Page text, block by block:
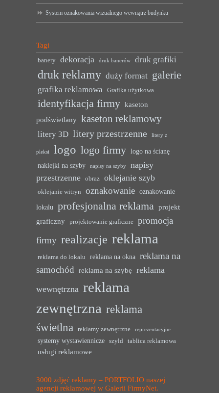
System oznakowania wizualnego wewnątrz budynku
Tagi
banery dekoracja druk banerów druk grafiki
druk reklamy duży format galerie
grafika reklamowa Grafika użytkowa
identyfikacja firmy kaseton
podświetlany kaseton reklamowy
litery 3D litery przestrzenne litery z
pleksi logo logo firmy logo na ścianę
naklejki na szyby
napisy na szyby
napisy
przestrzenne
obraz oklejanie szyb
oklejanie witryn oznakowanie oznakowanie
lokalu profesjonalna reklama projekt
graficzny
projektowanie graficzne
promocja
firmy realizacje reklama
reklama do lokalu reklama na okna reklama na
samochód reklama na szybę reklama
wewnętrzna reklama
zewnętrzna reklama
świetlna
reklamy zewnętrzne reprezentacyjne
systemy wystawiennicze szyld tablica reklamowa
usługi reklamowe
3000 zdjęć reklamy – PORTFOLIO naszej
agencji reklamowej w Galerii FirmyNet.